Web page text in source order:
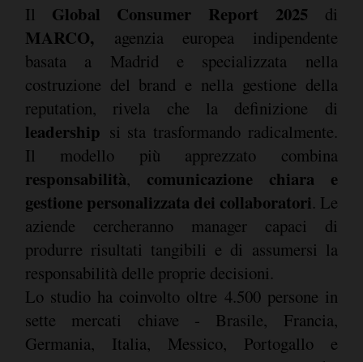
Il Global Consumer Report 2025 di
MARCO, agenzia europea indipendente
basata a Madrid e specializzata nella
costruzione del brand e nella gestione della
reputation, rivela che la definizione di
leadership si sta trasformando radicalmente.
Il modello più apprezzato combina
responsabilità, comunicazione chiara e
gestione personalizzata dei collaboratori. Le
aziende cercheranno manager capaci di
produrre risultati tangibili e di assumersi la
responsabilità delle proprie decisioni.
Lo studio ha coinvolto oltre 4.500 persone in
sette mercati chiave - Brasile, Francia,
Germania, Italia, Messico, Portogallo e